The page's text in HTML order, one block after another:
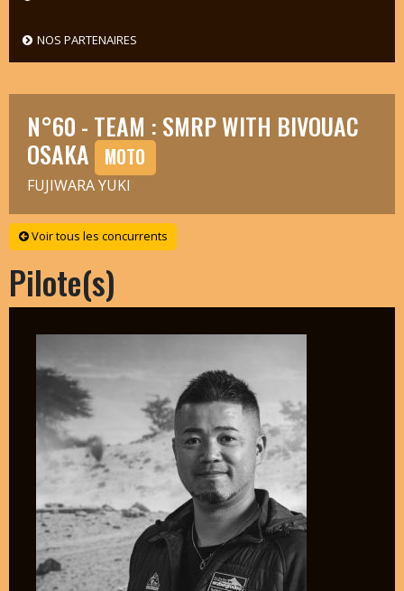
NOS PARTENAIRES
N°60 - TEAM : SMRP WITH BIVOUAC
OSAKA MOTO
FUJIWARA YUKI
Voir tous les concurrents
Pilote(s)